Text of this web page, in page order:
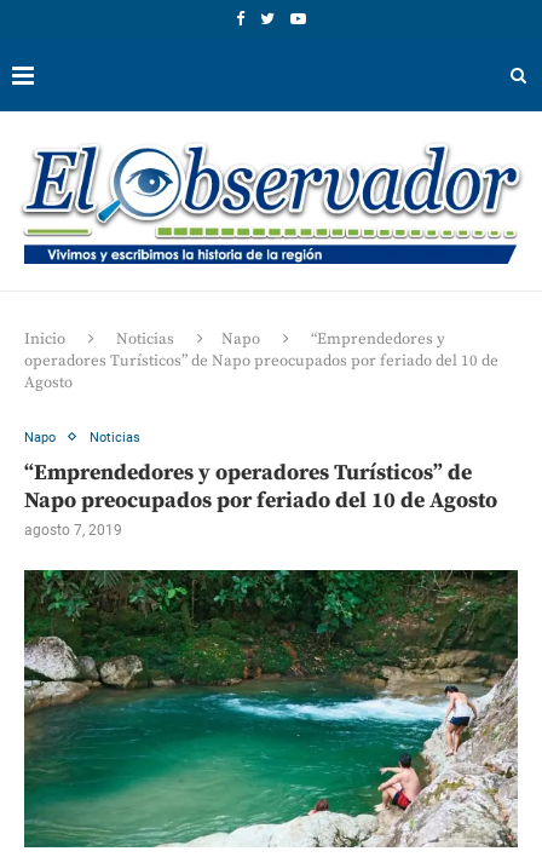
Inicio Noticias Napo
“Emprendedores y
operadores Turísticos” de Napo preocupados por feriado del 10 de
Agosto
Napo Noticias
“Emprendedores y operadores Turísticos” de
Napo preocupados por feriado del 10 de Agosto
agosto 7, 2019